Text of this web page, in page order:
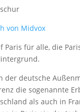
von Midvox
Paris für alle, die
der deutsche
die sogenannte
als auch in